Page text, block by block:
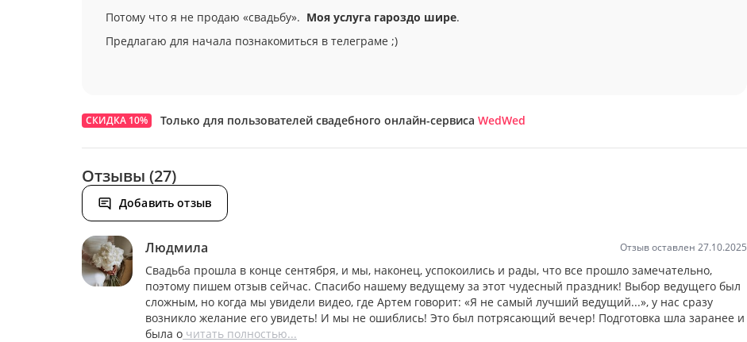
Потому что я не продаю «свадьбу». Моя услуга гароздо шире.
Предлагаю для начала познакомиться в телеграме ;)
СКИДКА 10% Только для пользователей свадебного онлайн-сервиса WedWed
Отзывы (27)
Добавить отзыв
Людмила Отзыв оставлен 27.10.2025
Свадьба прошла в конце сентября, и мы, наконец, успокоились и рады, что все прошло замечательно,
поэтому пишем отзыв сейчас. Спасибо нашему ведущему за этот чудесный праздник! Выбор ведущего был
сложным, но когда мы увидели видео, где Артем говорит: «Я не самый лучший ведущий...», у нас сразу
возникло желание его увидеть! И мы не ошиблись! Это был потрясающий вечер! Подготовка шла заранее и
была о читать полностью...